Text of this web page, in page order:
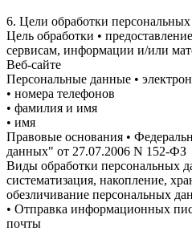
6. Цели обработки
Цель обработки •
сервисам, информации и/или
Веб-сайте
Персональные данные •
• номера телефонов
• фамилия и имя
• имя
Правовые основания •
данных" от 27.07.2006 N 152-ФЗ
Виды обработки персональных
систематизация, накопление,
обезличивание персональных
• Отправка информационных
почты